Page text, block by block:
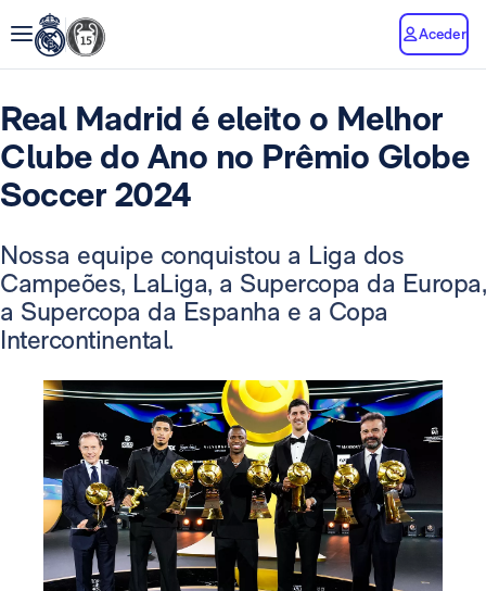
Aceder
Real Madrid é eleito o Melhor
Clube do Ano no Prêmio Globe
Soccer 2024
Nossa equipe conquistou a Liga dos
Campeões, LaLiga, a Supercopa da Europa,
a Supercopa da Espanha e a Copa
Intercontinental.